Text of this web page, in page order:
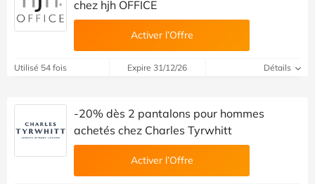
chez hjh OFFICE
Activer l’Offre
Utilisé 54 fois Expire 31/12/26 Détails
-20% dès 2 pantalons pour hommes
achetés chez Charles Tyrwhitt
Activer l’Offre